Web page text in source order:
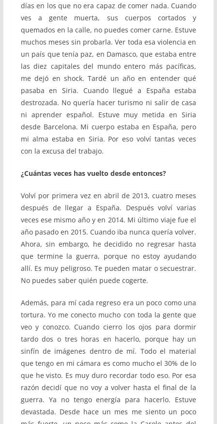
días en los que no era capaz de comer nada. Cuando
ves a gente muerta, sus cuerpos cortados y
quemados en la calle, no puedes comer carne. Estuve
muchos meses sin probarla. Ver toda esa violencia en
un país que tenía paz, en Damasco, que estaba entre
las diez capitales del mundo entero más pacíficas,
me dejó en shock. Tardé un año en entender qué
pasaba en Siria. Cuando llegué a España estaba
destrozada. No quería hacer turismo ni salir de casa
ni aprender español. Estuve muy metida en Siria
desde Barcelona. Mi cuerpo estaba en España, pero
mi alma estaba en Siria. Por eso volví tantas veces
con la excusa del trabajo.
¿Cuántas veces has vuelto desde entonces?
Volví por primera vez en abril de 2013, cuatro meses
después de llegar a España. Después volví varias
veces ese mismo año y en 2014. Mi último viaje fue el
año pasadoen 2015. Cuando iba nunca quería volver.
Ahora, sin embargo, he decidido no regresar hasta
que termine la guerra, porque no estoy ayudando
allí. Es muy peligroso. Te pueden matar o secuestrar.
No puedes saber quién puede cogerte.
Además, para mí cada regreso era un poco como una
tortura. Yo me conecto mucho con toda la gente que
veo y conozco. Cuando cierro los ojos para dormir
tardo dos o tres horas en hacerlo, porque hay un
sinfín de imágenes dentro de mí. Todo el material
que tengo en mi cámara es como mucho el 30% de lo
que he visto. Es muy duro recordar todo eso. Por esa
razón decidí que no voy a volver hasta el final de la
guerra. Ya no tengo energía para hacerlo. Estuve
devastada. Desde hace un mes me siento un poco